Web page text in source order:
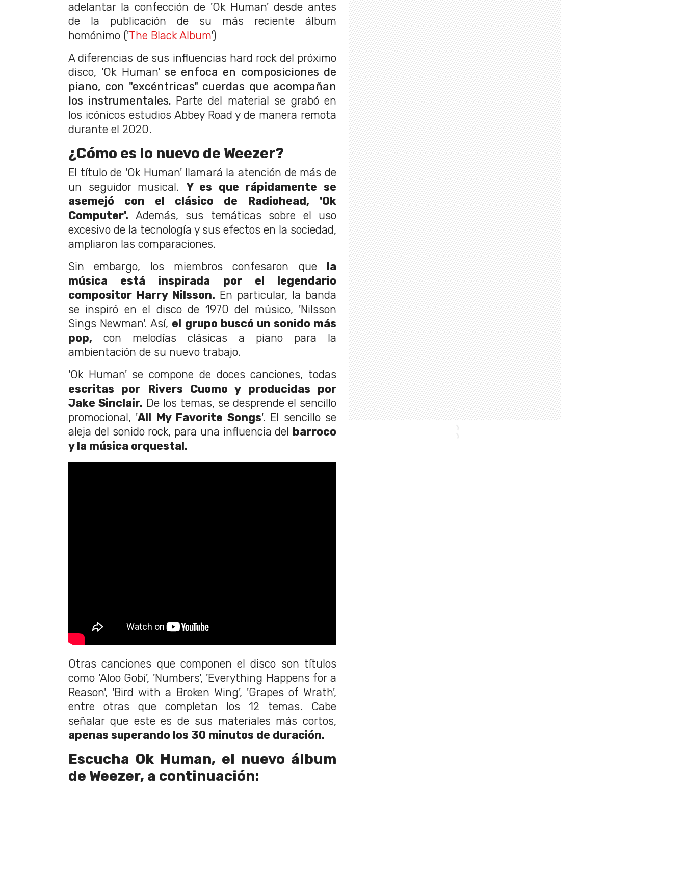
adelantar la confección de 'Ok Human' desde antes
de la publicación de su más reciente álbum
homónimo ('The Black Album')
A diferencias de sus influencias hard rock del próximo
disco, 'Ok Human'se enfoca en composiciones de
piano, con "excéntricas" cuerdas que acompañan
los instrumentales. Parte del material se grabó en
los icónicos estudios Abbey Road y de manera remota
durante el 2020.
¿Cómo es lo nuevo de Weezer?
El título de 'Ok Human' llamará la atención de más de
un seguidor musical.Y es que rápidamente se
asemejó con el clásico de Radiohead, 'Ok
Computer'. Además, sus temáticas sobre el uso
excesivo de la tecnología y sus efectos en la sociedad,
ampliaron las comparaciones.
Sin embargo, los miembros confesaron que
la
música está inspirada por el legendario
compositor Harry Nilsson. En particular, la banda
se inspiró en el disco de 1970 del músico, 'Nilsson
Sings Newman'. Así, el grupo buscó un sonido más
pop, con melodías clásicas a piano para la
ambientación de su nuevo trabajo.
'Ok Human' se compone de doces canciones, todas
escritas por Rivers Cuomo y producidas por
Jake Sinclair. De los temas, se desprende el sencillo
promocional, 'All My Favorite Songs'. El sencillo se
aleja del sonido rock, para una influencia del
barroco
y la música orquestal.
Otras canciones que componen el disco son títulos
como 'Aloo Gobi', 'Numbers', 'Everything Happens for a
Reason', 'Bird with a Broken Wing', 'Grapes of Wrath',
entre otras que completan los 12 temas. Cabe
señalar que este es de sus materiales más cortos,
apenas superando los 30 minutos de duración.
Escucha Ok Human, el nuevo álbum
de Weezer, a continuación: